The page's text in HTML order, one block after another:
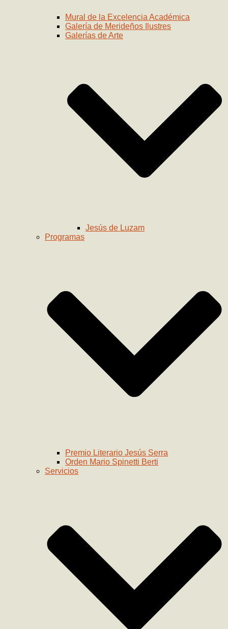
Mural de la Excelencia Académica
Galería de Merideños Ilustres
Galerías de Arte
Jesús de Luzam
Programas
Premio Literario Jesús Serra
Orden Mario Spinetti Berti
Servicios